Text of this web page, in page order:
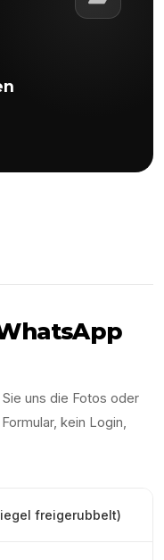
uns die Fotos oder
kein Login,
freigerubbelt)